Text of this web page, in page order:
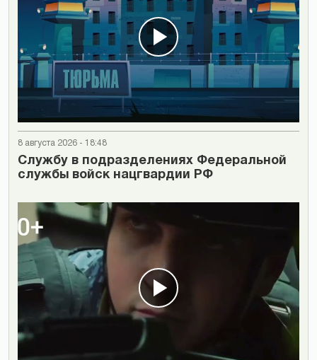
8 августа 2026 - 18:48
Cлужбу в подразделениях Федеральной
службы войск нацгвардии РФ